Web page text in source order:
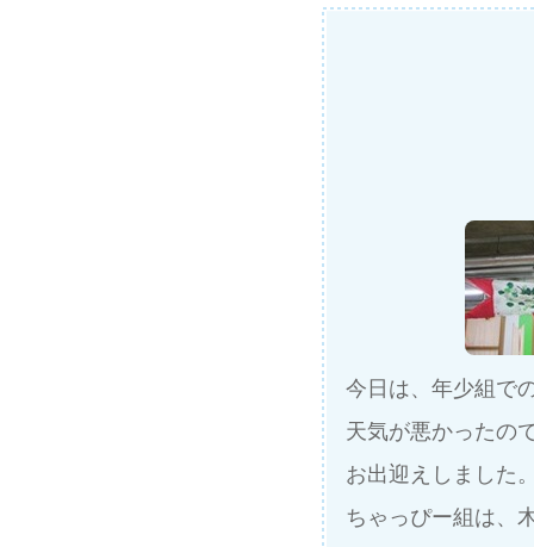
今日は、年少組で
天気が悪かったの
お出迎えしました
ちゃっぴー組は、